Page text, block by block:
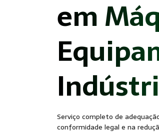
em
Serviço completo de
conformidade legal e na